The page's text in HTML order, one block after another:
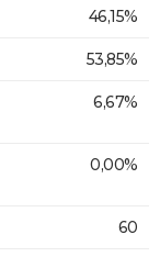
46,15%
53,85%
6,67%
0,00%
60